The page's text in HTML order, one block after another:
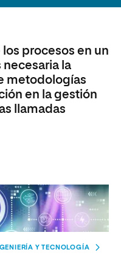
procesos en un
la
metodologías
en la gestión
llamadas
Y TECNOLOGÍA